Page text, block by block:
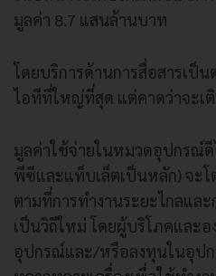
มูลค่า 8.7 แสนล้านบาท
โดยบริการด้านการสื่อสารเป็
ไอทีที่ใหญ่ที่สุด แต่คาดว่าจะเ
มูลค่าใช้จ่ายในหมวดอุปกรณ์
พีซีและแท็บเล็ตเป็นหลัก) จะโ
ตามที่การทำงานระยะไกลและ
เป็นวิถีใหม่ โดยผู้บริโภคและอ
อุปกรณ์และ/หรือลงทุนในอุป